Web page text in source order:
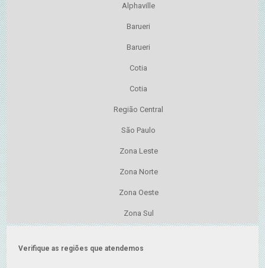
Alphaville
Barueri
Barueri
Cotia
Cotia
Região Central
São Paulo
Zona Leste
Zona Norte
Zona Oeste
Zona Sul
Verifique as regiões que atendemos